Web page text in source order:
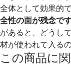
全体として効果的
全性の面が残念です
があると、どうし
材が使われて入るの
この商品に